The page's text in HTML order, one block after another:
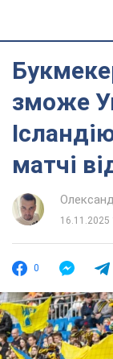
зможе
матчі
16.11.2025
0